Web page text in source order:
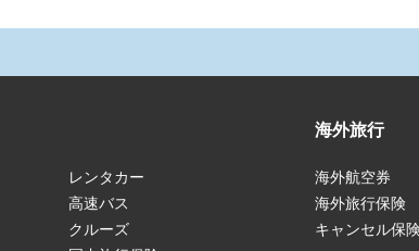
レンタカー
高速バス
クルーズ
海外旅行
海外航空券
海外旅行保険
キャンセル保